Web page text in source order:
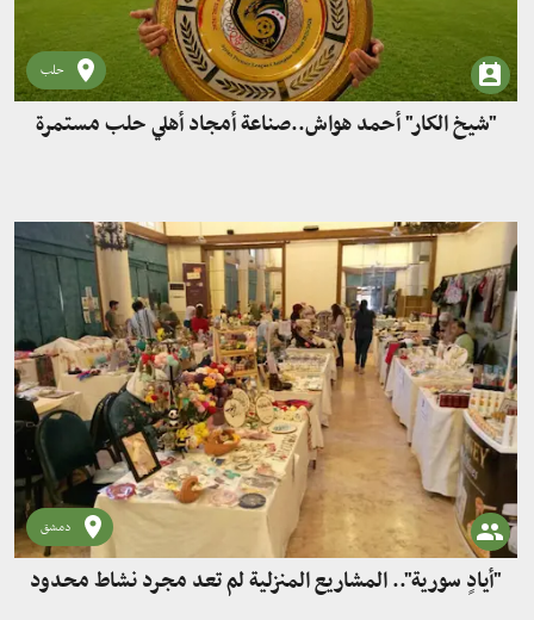
حلب
"شيخ الكار" أحمد هواش..صناعة أمجاد أهلي حلب مستمرة
دمشق
"أيادٍ سورية".. المشاريع المنزلية لم تعد مجرد نشاط محدود